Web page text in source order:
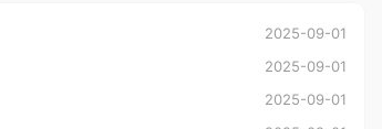
2025-09-01
2025-09-01
2025-09-01